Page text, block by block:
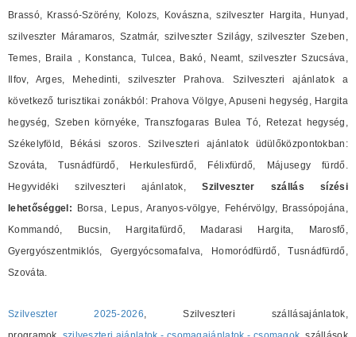
Brassó, Krassó-Szörény, Kolozs, Kovászna, szilveszter Hargita, Hunyad,
szilveszter Máramaros, Szatmár, szilveszter Szilágy, szilveszter Szeben,
Temes, Braila , Konstanca, Tulcea, Bakó, Neamt, szilveszter Szucsáva,
Ilfov, Arges, Mehedinti, szilveszter Prahova. Szilveszteri ajánlatok a
következő turisztikai zonákból: Prahova Völgye, Apuseni hegység, Hargita
hegység, Szeben környéke, Transzfogaras Bulea Tó, Retezat hegység,
Székelyföld, Békási szoros. Szilveszteri ajánlatok üdülőközpontokban:
Szováta, Tusnádfürdő, Herkulesfürdő, Félixfürdő, Májusegy fürdő.
Hegyvidéki szilveszteri ajánlatok,Szilveszter szállás sízési
lehetőséggel: Borsa, Lepus, Aranyos-völgye, Fehérvölgy, Brassópojána,
Kommandó, Bucsin, Hargitafürdő, Madarasi Hargita, Marosfő,
Gyergyószentmiklós, Gyergyócsomafalva, Homoródfürdő, Tusnádfürdő,
Szováta.
Szilveszter 2025-2026 , Szilveszteri szállásajánlatok,